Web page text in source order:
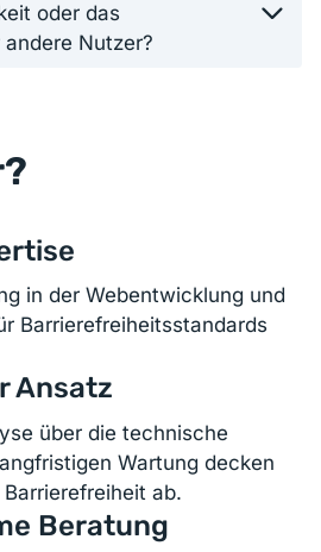
oder das
Nutzer?
in der Webentwicklung und
Barrierefreiheitsstandards
Ansatz
über die technische
Wartung decken
ab.
Beratung